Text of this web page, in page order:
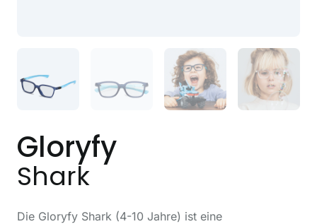
Gloryfy
Shark
Die Gloryfy Shark (4-10 Jahre) ist eine